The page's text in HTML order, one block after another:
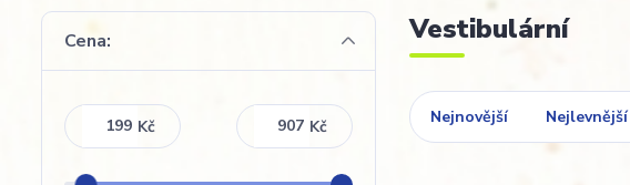
Vestibulární
Nejnovější Nejlevnější
Cena:
Kč Kč